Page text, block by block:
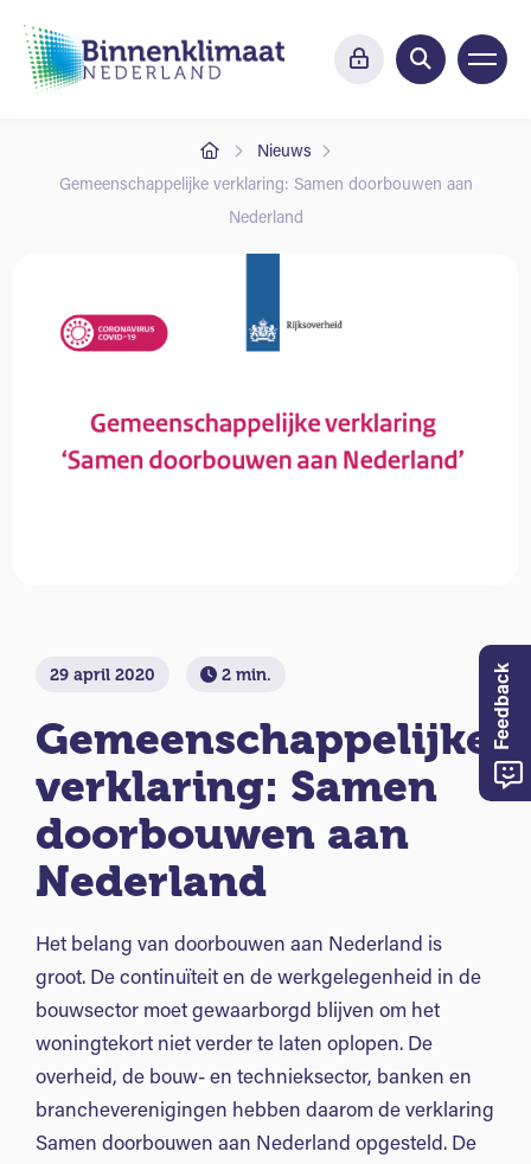
Nieuws
Gemeenschappelijke verklaring: Samen doorbouwen aan
Nederland
29 april 2020 2 min.
Gemeenschappelijke
verklaring: Samen
doorbouwen aan
Nederland
Het belang van doorbouwen aan Nederland is
groot. De continuïteit en de werkgelegenheid in de
bouwsector moet gewaarborgd blijven om het
woningtekort niet verder te laten oplopen. De
overheid, de bouw- en technieksector, banken en
brancheverenigingen hebben daarom de verklaring
Samen doorbouwen aan Nederland opgesteld. De
Feedback